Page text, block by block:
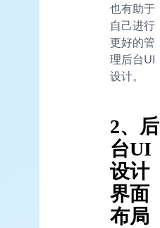
也有助于
自己进行
更好的管
理后台UI
设计。
2、后
台UI
设计
界面
布局